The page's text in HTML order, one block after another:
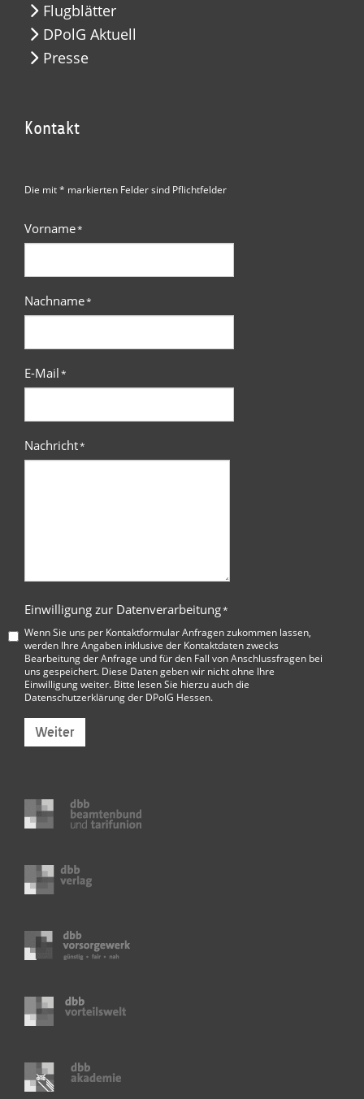
Flugblätter
DPolG Aktuell
Presse
Kontakt
Die mit * markierten Felder sind Pflichtfelder
Vorname*
Nachname*
E-Mail*
Nachricht*
Einwilligung zur Datenverarbeitung*
Wenn Sie uns per Kontaktformular Anfragen zukommen lassen,
werden Ihre Angaben inklusive der Kontaktdaten zwecks
Bearbeitung der Anfrage und für den Fall von Anschlussfragen bei
uns gespeichert. Diese Daten geben wir nicht ohne Ihre
Einwilligung weiter. Bitte lesen Sie hierzu auch die
Datenschutzerklärung der DPolG Hessen.
Weiter